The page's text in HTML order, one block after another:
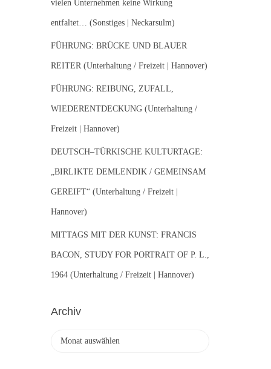
:
vielen Unternehmen keine Wirkung
entfaltet… (Sonstiges | Neckarsulm)
FÜHRUNG: BRÜCKE UND BLAUER
REITER (Unterhaltung / Freizeit | Hannover)
FÜHRUNG: REIBUNG, ZUFALL,
WIEDERENTDECKUNG (Unterhaltung /
Freizeit | Hannover)
DEUTSCH–TÜRKISCHE KULTURTAGE:
„BIRLIKTE DEMLENDIK / GEMEINSAM
GEREIFT“ (Unterhaltung / Freizeit |
Hannover)
MITTAGS MIT DER KUNST: FRANCIS
BACON, STUDY FOR PORTRAIT OF P. L.,
1964 (Unterhaltung / Freizeit | Hannover)
Archiv